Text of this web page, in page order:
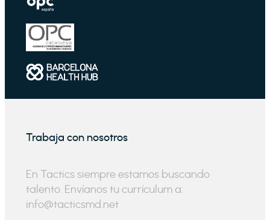
Trabaja con nosotros
En Tactics siempre estamos buscando
talento. Envíanos tu currículum a:
info@tacticsmd.net